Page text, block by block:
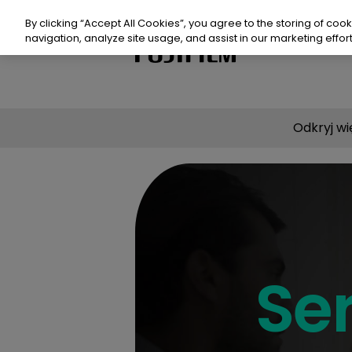
treści
Odkryj
By clicking “Accept All Cookies”, you agree to the storing of
navigation, analyze site usage, and assist in our marketing